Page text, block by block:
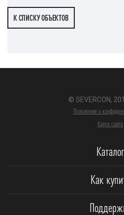
К СПИСКУ ОБЪЕКТОВ
© SEVERCON,
Положение о
Карта сайта
Каталог
Как